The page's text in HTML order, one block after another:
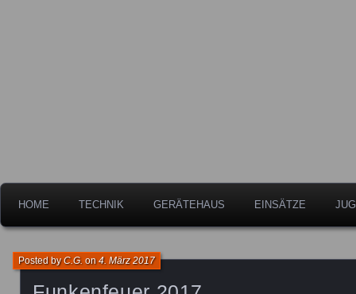
HOME TECHNIK GERÄTEHAUS EINSÄTZE
Posted byC.G. on4. März 2017